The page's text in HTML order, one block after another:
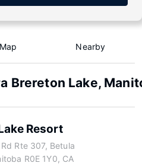
Map Nearby
Brereton Lake,
Resort
Rte 307, Betula
R0E 1Y0, CA